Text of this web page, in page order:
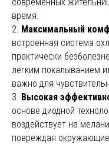
время.
2. Максимальный
встроенная система
практически
легким покалыванием
важно для
3. Высокая
основе диодной
воздействует на
повреждая окружающие